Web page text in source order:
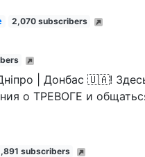
2,070 subscribers
| Донбас 🇺🇦!
о ТРЕВОГЕ и
subscribers